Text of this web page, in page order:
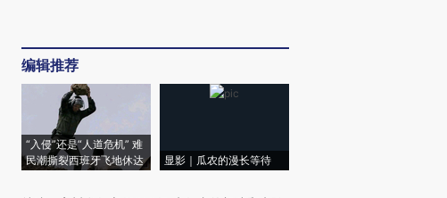
编辑推荐
“入侵”还是“人道危机” 难
民潮撕裂西班牙飞地休达
显影｜瓜农的漫长等待